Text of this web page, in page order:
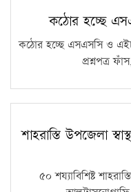
কঠোর হচ্ছে
কঠোর হচ্ছে এসএসসি ও
প্রশ্নপত্র
শাহরাস্তি উপজেলা
৫০ শয্যাবিশিষ্ট